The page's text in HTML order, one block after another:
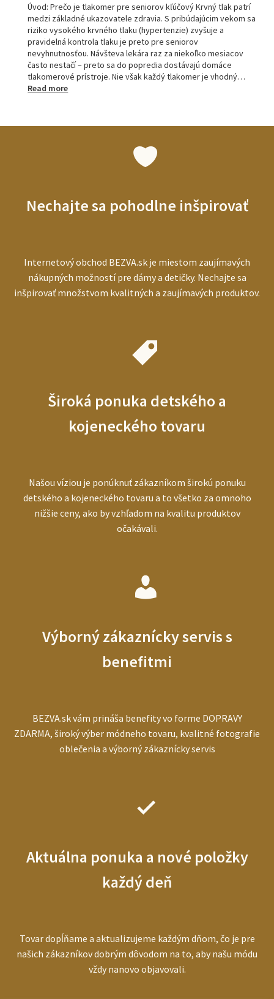
Úvod: Prečo je tlakomer pre seniorov kľúčový Krvný tlak patrí
medzi základné ukazovatele zdravia. S pribúdajúcim vekom sa
riziko vysokého krvného tlaku (hypertenzie) zvyšuje a
pravidelná kontrola tlaku je preto pre seniorov
nevyhnutnosťou. Návšteva lekára raz za niekoľko mesiacov
často nestačí – preto sa do popredia dostávajú domáce
tlakomerové prístroje. Nie však každý tlakomer je vhodný…
Read more:
ľudí
Nechajte sa pohodlne inšpirovať
Internetový obchod BEZVA.sk je miestom zaujímavých
nákupných možností pre dámy a detičky. Nechajte sa
inšpirovať množstvom kvalitných a zaujímavých produktov.
Široká ponuka detského a
kojeneckého tovaru
Našou víziou je ponúknuť zákazníkom širokú ponuku
detského a kojeneckého tovaru a to všetko za omnoho
nižšie ceny, ako by vzhľadom na kvalitu produktov
očakávali.
Výborný zákaznícky servis s
benefitmi
BEZVA.sk vám prináša benefity vo forme DOPRAVY
ZDARMA, široký výber módneho tovaru, kvalitné fotografie
oblečenia a výborný zákaznícky servis
Aktuálna ponuka a nové položky
každý deň
Tovar dopĺňame a aktualizujeme každým dňom, čo je pre
našich zákazníkov dobrým dôvodom na to, aby našu módu
vždy nanovo objavovali.